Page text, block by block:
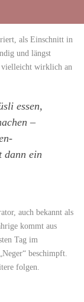
als Einschnitt in
und längst
vielleicht wirklich an
essen,
–
dann ein
auch bekannt als
kommt aus
Tag im
beschimpft.
folgen.